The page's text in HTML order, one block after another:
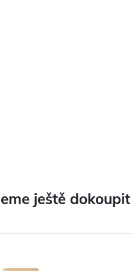
ještě dokoupit